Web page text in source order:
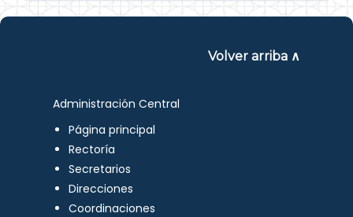
Volver arriba ∧
Administración Central
Página principal
Rectoría
Secretarios
Direcciones
Coordinaciones